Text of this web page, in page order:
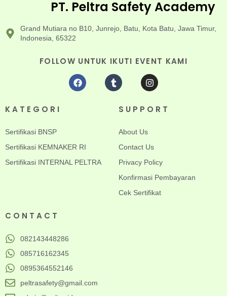
PT. Peltra Safety Academy
Grand Mutiara no B10, Junrejo, Batu, Kota Batu, Jawa Timur,
Indonesia, 65322
FOLLOW UNTUK IKUTI EVENT KAMI
KATEGORI
Sertifikasi BNSP
Sertifikasi KEMNAKER RI
Sertifikasi INTERNAL PELTRA
SUPPORT
About Us
Contact Us
Privacy Policy
Konfirmasi Pembayaran
Cek Sertifikat
CONTACT
082143448286
085716162345
0895364552146
peltrasafety@gmail.com